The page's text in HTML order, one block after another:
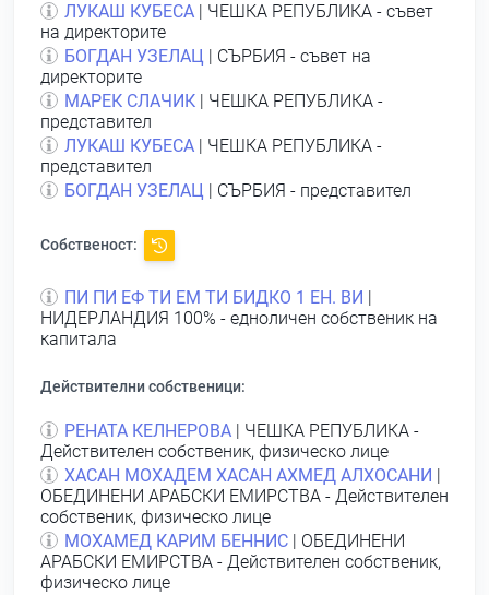
ЛУКАШ КУБЕСА | ЧЕШКА РЕПУБЛИКА - съвет
на директорите
БОГДАН УЗЕЛАЦ | СЪРБИЯ - съвет на
директорите
МАРЕК СЛАЧИК | ЧЕШКА РЕПУБЛИКА -
представител
ЛУКАШ КУБЕСА | ЧЕШКА РЕПУБЛИКА -
представител
БОГДАН УЗЕЛАЦ | СЪРБИЯ - представител
Собственост:
ПИ ПИ ЕФ ТИ ЕМ ТИ БИДКО 1 ЕН. ВИ
НИДЕРЛАНДИЯ 100% - едноличен собственик на
капитала
Действителни собственици:
РЕНАТА КЕЛНЕРОВА | ЧЕШКА РЕПУБЛИКА -
Действителен собственик, физическо лице
ХАСАН МОХАДЕМ ХАСАН АХМЕД АЛХОСАНИ
ОБЕДИНЕНИ АРАБСКИ ЕМИРСТВА - Действителен
собственик, физическо лице
МОХАМЕД КАРИМ БЕННИС | ОБЕДИНЕНИ
АРАБСКИ ЕМИРСТВА - Действителен собственик,
физическо лице